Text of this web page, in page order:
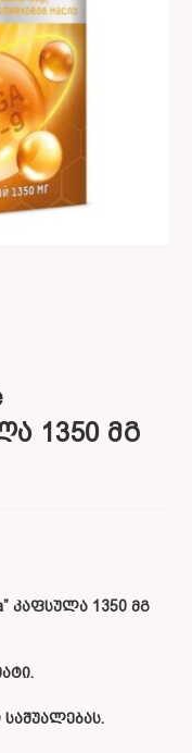
1350 მგ
კაფსულა 1350 მგ